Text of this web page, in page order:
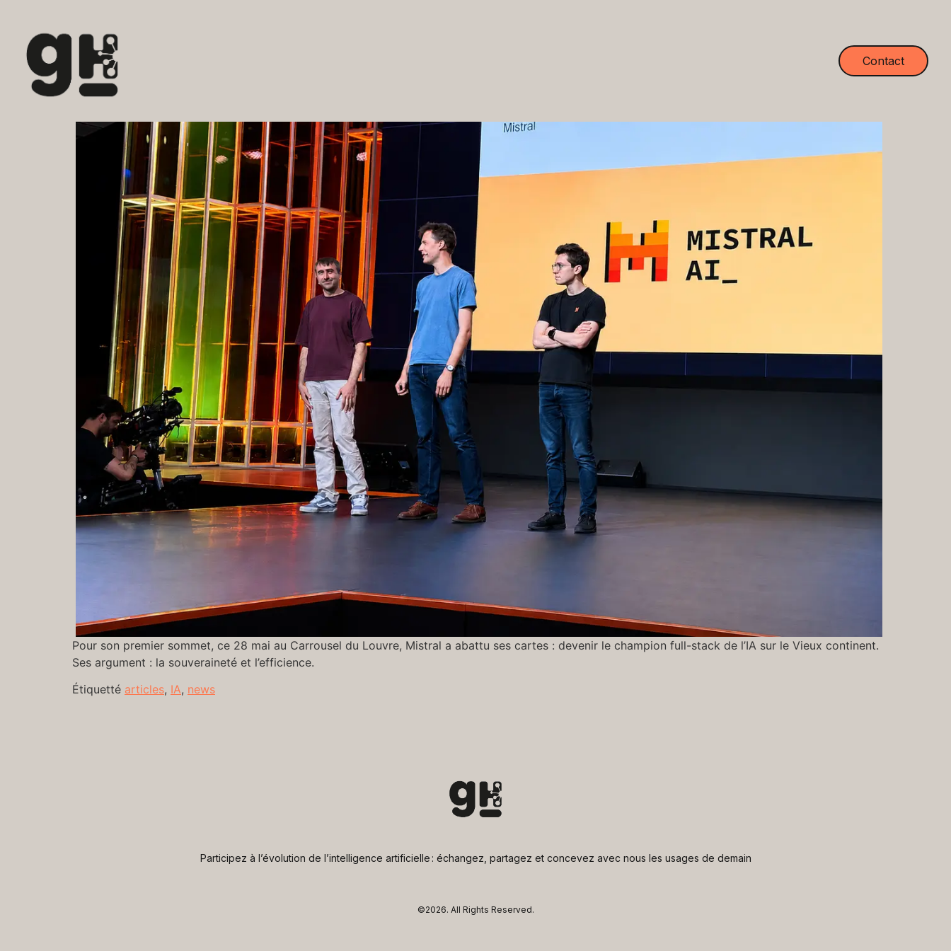
Contact
Pour son premier sommet, ce 28 mai au Carrousel du Louvre, Mistral a abattu ses cartes : devenir le champion full-stack de l’IA sur le Vieux continent.
Ses argument : la souveraineté et l’efficience.
Étiquetté articles, IA, news
Participez à l’évolution de l’intelligence artificielle : échangez, partagez et concevez avec nous les usages de demain
©2026. All Rights Reserved.